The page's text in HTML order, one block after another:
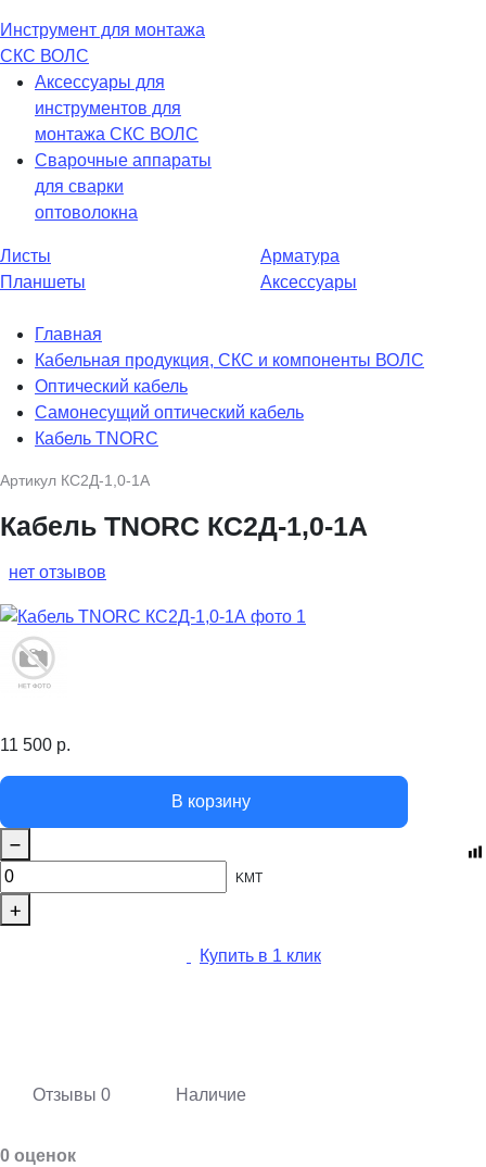
Инструмент для монтажа
СКС ВОЛС
Аксессуары для
инструментов для
монтажа СКС ВОЛС
Сварочные аппараты
для сварки
оптоволокна
Листы
Арматура
Планшеты
Аксессуары
Главная
Кабельная продукция, СКС и компоненты ВОЛС
Оптический кабель
Самонесущий оптический кабель
Кабель TNORC
Артикул КС2Д-1,0-1А
Кабель TNORC КС2Д-1,0-1А
нет отзывов
11 500 р.
В корзину
KMT
Купить в 1 клик
Отзывы 0 Наличие
0 оценок